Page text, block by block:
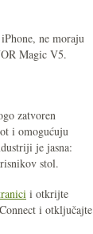
ne moraju
Magic V5.
zatvoren
i omogućuju
je jasna:
stol.
i otkrijte
i otključajte